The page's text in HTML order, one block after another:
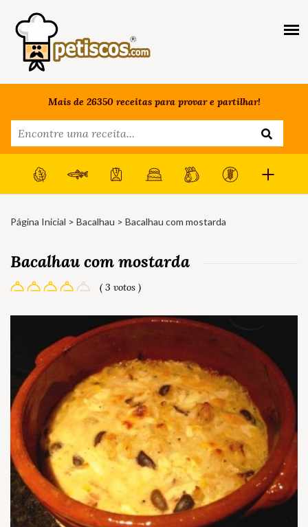
Mais de 26350 receitas para provar e partilhar!
Página Inicial > Bacalhau > Bacalhau com mostarda
Bacalhau com mostarda
( 3 votos )